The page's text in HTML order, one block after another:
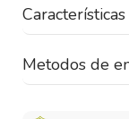
Características
Metodos de